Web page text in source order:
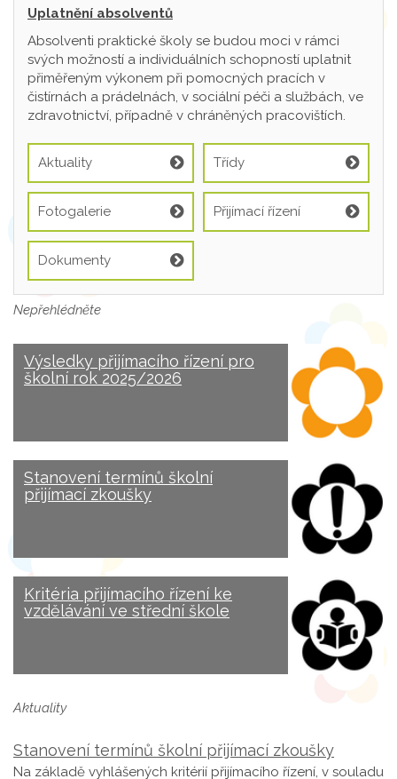
Uplatnění absolventů
Absolventi praktické školy se budou moci v rámci
svých možností a individuálních schopností uplatnit
přiměřeným výkonem při pomocných pracích v
čistírnách a prádelnách, v sociální péči a službách, ve
zdravotnictví, případně v chráněných pracovištích.
Aktuality Třídy
Fotogalerie Přijímací řízení
Dokumenty
Nepřehlédněte
Výsledky přijímacího řízení pro
školní rok 2025/2026
Stanovení termínů školní
přijímací zkoušky
Kritéria přijímacího řízení ke
vzdělávání ve střední škole
Aktuality
Stanovení termínů školní přijímací zkoušky
Na základě vyhlášených kritérií přijímacího řízení, v souladu